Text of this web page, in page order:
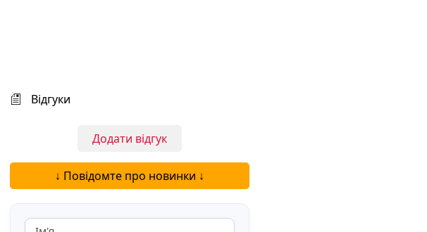
Відгуки
Додати відгук
↓ Повідомте про новинки ↓